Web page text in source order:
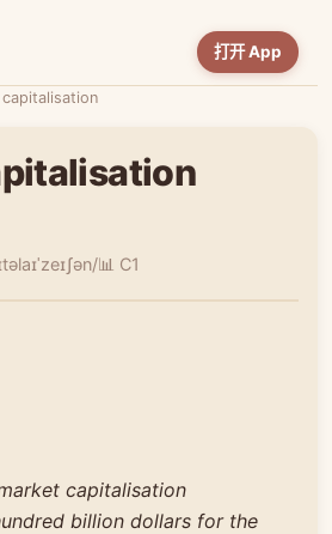
打开 App
📊 C1
capitalisation
billion dollars for the